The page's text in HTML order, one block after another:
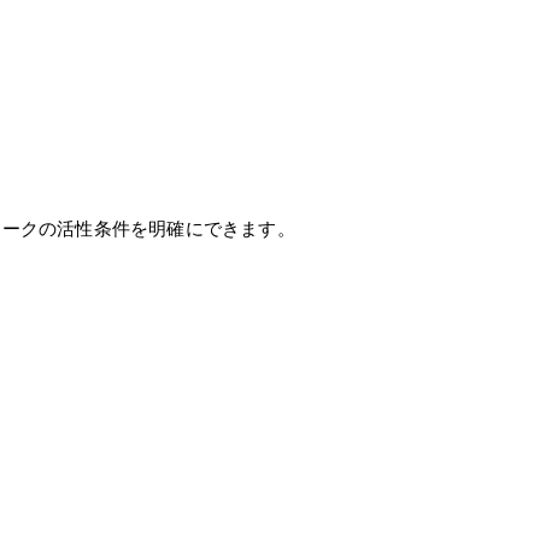
クの活性条件を明確にできます。